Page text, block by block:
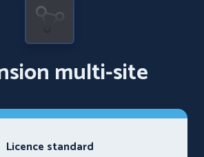
multi-site
Licence standard